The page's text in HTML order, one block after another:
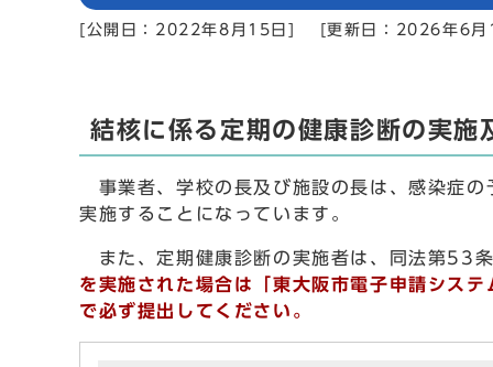
[公開日：2022年8月15日] [更新日：2026年6
結核に係る定期の健康診断の実施
事業者、学校の長及び施設の長は、感染症
実施することになっています。
また、定期健康診断の実施者は、同法第53
を実施された場合は「東大阪市電子申請シス
で必ず提出してください。